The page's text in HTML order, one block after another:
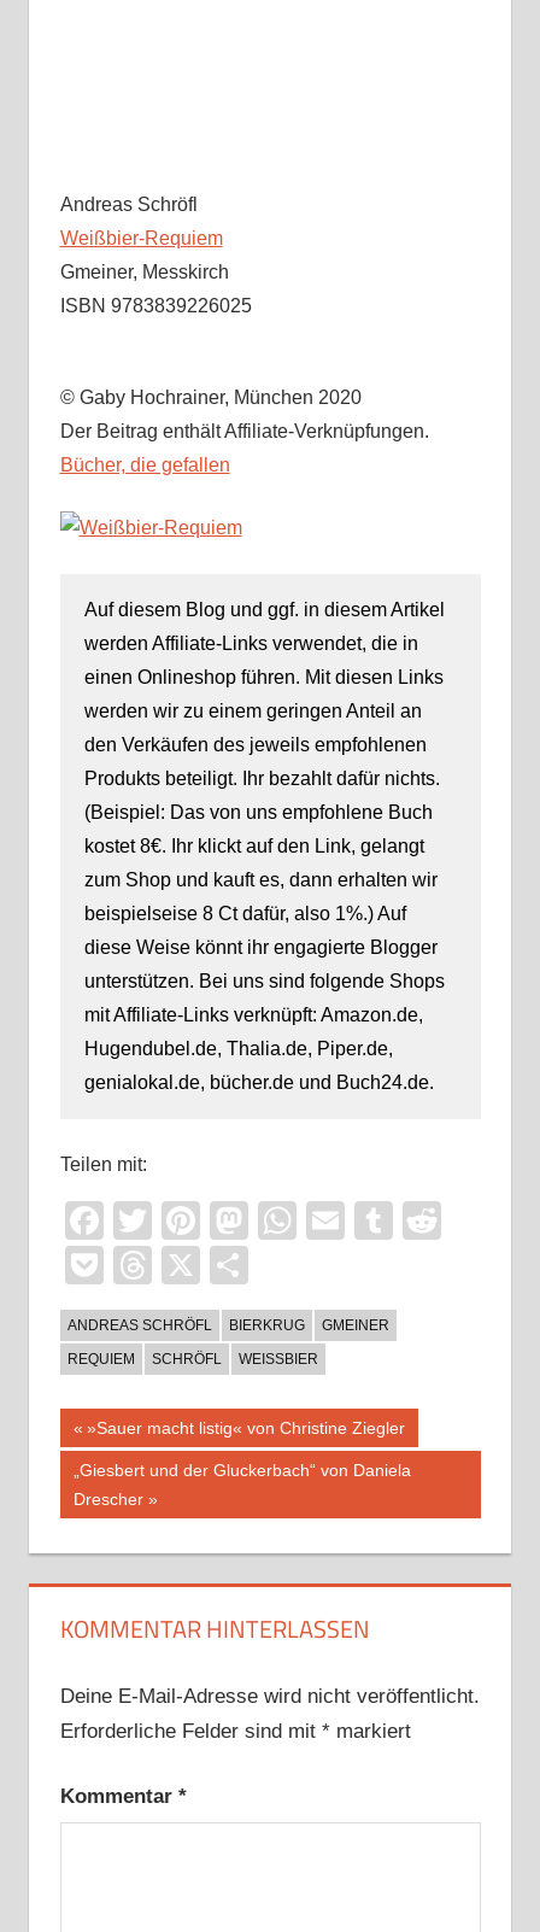
Andreas Schröfl
Weißbier-Requiem
Gmeiner, Messkirch
ISBN 9783839226025
© Gaby Hochrainer, München 2020
Der Beitrag enthält Affiliate-Verknüpfungen.
Bücher, die gefallen
Auf diesem Blog und ggf. in diesem Artikel
werden Affiliate-Links verwendet, die in
einen Onlineshop führen. Mit diesen Links
werden wir zu einem geringen Anteil an
den Verkäufen des jeweils empfohlenen
Produkts beteiligt. Ihr bezahlt dafür nichts.
(Beispiel: Das von uns empfohlene Buch
kostet 8€. Ihr klickt auf den Link, gelangt
zum Shop und kauft es, dann erhalten wir
beispielseise 8 Ct dafür, also 1%.) Auf
diese Weise könnt ihr engagierte Blogger
unterstützen. Bei uns sind folgende Shops
mit Affiliate-Links verknüpft: Amazon.de,
Hugendubel.de, Thalia.de, Piper.de,
genialokal.de, bücher.de und Buch24.de.
Teilen mit:
Facebook
TwitterPinterest
Mastodon
WhatsApp
EmailTumblr
PocketThreads
X
ANDREAS SCHRÖFL BIERKRUG
GMEINER
REQUIEM
SCHRÖFL WEISSBIER
Beitragsnavigation
Vorheriger
Beitrag:
»Sauer macht listig« von Christine Ziegler
Nächster
Beitrag:
„Giesbert und der Gluckerbach“ von Daniela
Drescher
KOMMENTAR HINTERLASSEN
Deine E-Mail-Adresse wird nicht veröffentlicht.
Erforderliche Felder sind mit *markiert
Kommentar *